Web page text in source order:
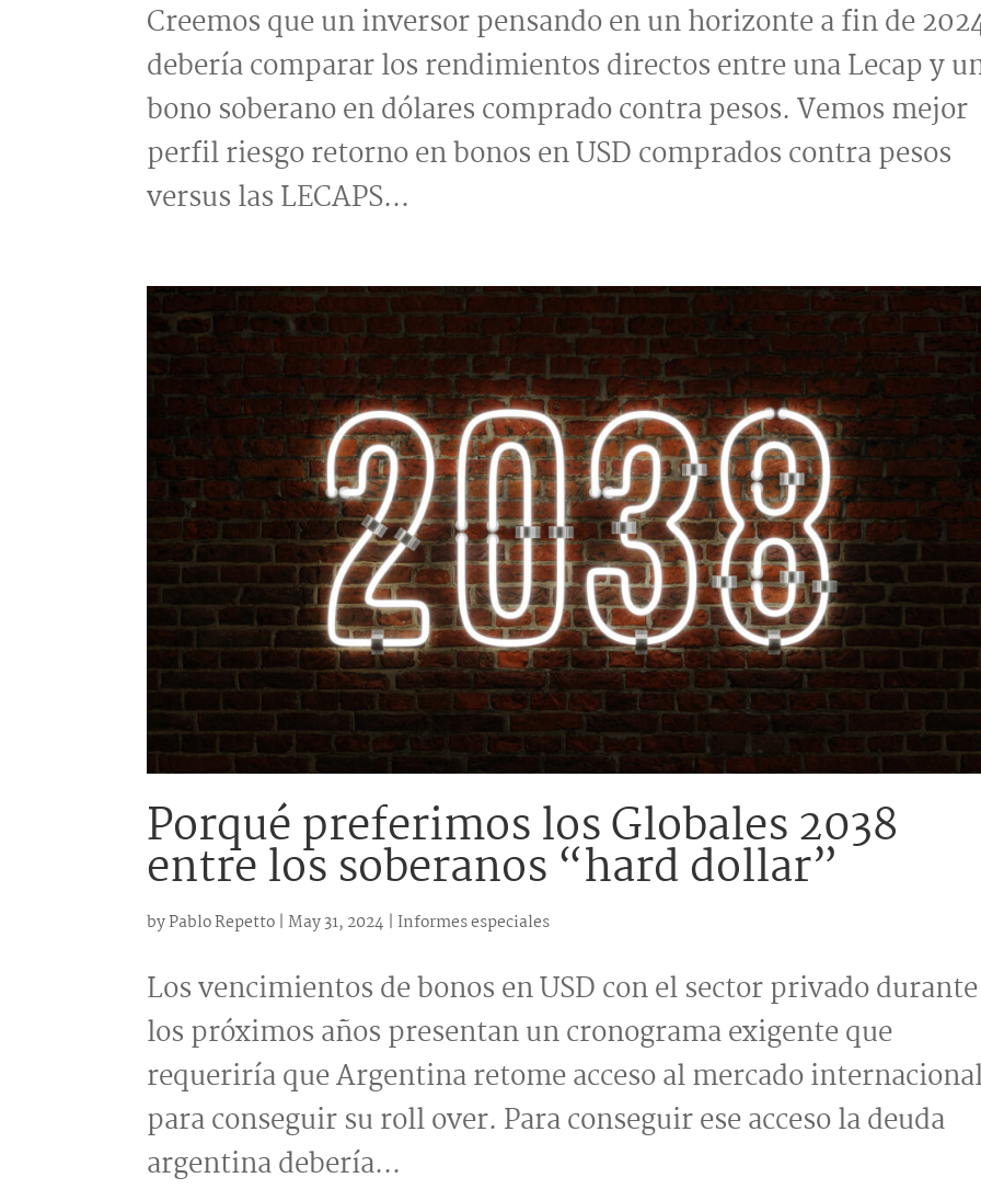
Creemos que un inversor pensando en un horizonte a fin de
debería comparar los rendimientos directos entre una Lecap y
bono soberano en dólares comprado contra pesos. Vemos mejor
perfil riesgo retorno en bonos en USD comprados contra pesos
versus las LECAPS...
Porqué preferimos los Globales 2038
entre los soberanos “hard dollar”
byPablo Repetto |May 31, 2024 | Informes especiales
Los vencimientos de bonos en USD con el sector privado durante
los próximos años presentan un cronograma exigente que
requeriría que Argentina retome acceso al mercado
para conseguir su roll over. Para conseguir ese acceso la deuda
argentina debería...